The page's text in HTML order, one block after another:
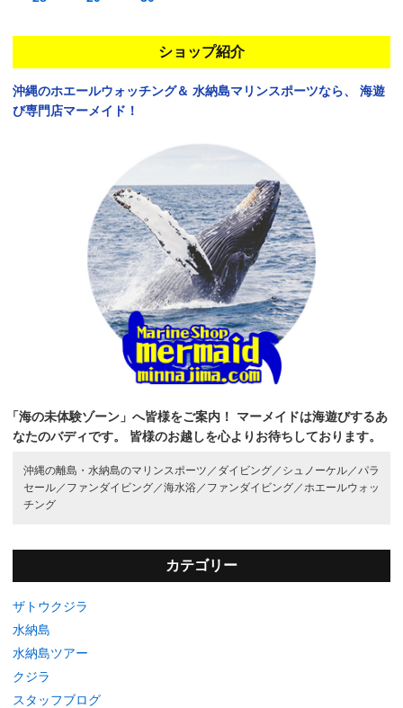
ショップ紹介
沖縄のホエールウォッチング＆ 水納島マリンスポーツなら、
海遊
び専門店マーメイド！
「海の未体験ゾーン」へ皆様をご案内！
マーメイドは海遊びするあ
なたのバディです。
皆様のお越しを心よりお待ちしております。
沖縄の離島・水納島のマリンスポーツ／ ダイビング／ シュノーケル／ パラ
セール／ ファンダイビング／海水浴／ ファンダイビング／ ホエールウォッ
チング
カテゴリー
ザトウクジラ
水納島
水納島ツアー
クジラ
スタッフブログ